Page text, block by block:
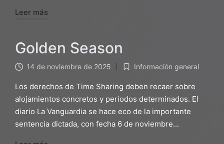
Leer más
Golden Season
14 de noviembre de 2025
Publicado
en
Información general
Los derechos de Time Sharing deben recaer sobre
alojamientos concretos y períodos determinados. El
diario La Vanguardia se hace eco de la importante
sentencia dictada, con fecha 6 de noviembre...